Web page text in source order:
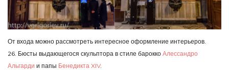
От входа можно рассмотреть интересное оформление интерьеров.
26. Бюсты выдающегося скульптора в стиле барокко Алессандро
Альгарди и папы Бенедикта XIV.